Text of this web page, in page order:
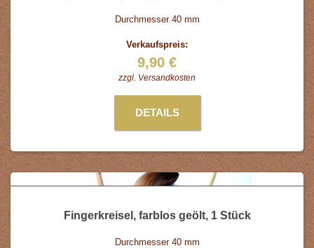
Durchmesser 40 mm
Verkaufspreis:
9,90 €
zzgl. Versandkosten
DETAILS
Fingerkreisel, farblos geölt, 1 Stück
Durchmesser 40 mm